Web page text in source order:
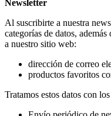
Newsletter
Al suscribirte a nuestra
categorías de datos,
a nuestro sitio web:
dirección de correo
productos favoritos
Tratamos estos datos con